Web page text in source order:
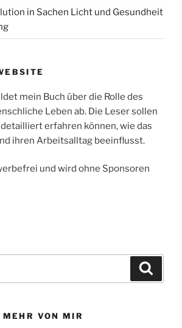
in Sachen Licht und Gesundheit
mein Buch über die Rolle des
Leben ab. Die Leser sollen
erfahren können, wie das
ihren Arbeitsalltag beeinflusst.
und wird ohne Sponsoren
VON MIR